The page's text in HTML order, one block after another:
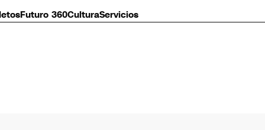
Futuro 360CulturaServicios